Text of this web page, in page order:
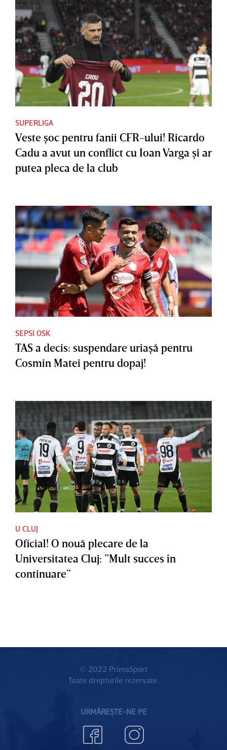
SUPERLIGA
Veste şoc pentru fanii CFR-ului! Ricardo
Cadu a avut un conflict cu Ioan Varga şi ar
putea pleca de la club
SEPSI OSK
TAS a decis: suspendare uriaşă pentru
Cosmin Matei pentru dopaj!
U CLUJ
Oficial! O nouă plecare de la
Universitatea Cluj: ”Mult succes în
continuare”
© 2022 PrimaSport
Toate drepturile rezervate.
URMĂREȘTE-NE PE